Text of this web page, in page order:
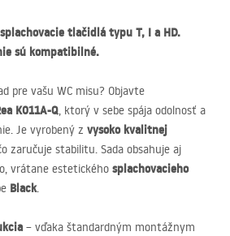
tlačidlá typu T, I a HD.
sú kompatibilné.
pre vašu WC misu? Objavte
K011A-Q, ktorý v sebe spája odolnosť a
Je vyrobený z vysoko kvalitnej
zaručuje stabilitu. Sada obsahuje aj
vrátane estetického splachovacieho
Black.
– vďaka štandardným montážnym